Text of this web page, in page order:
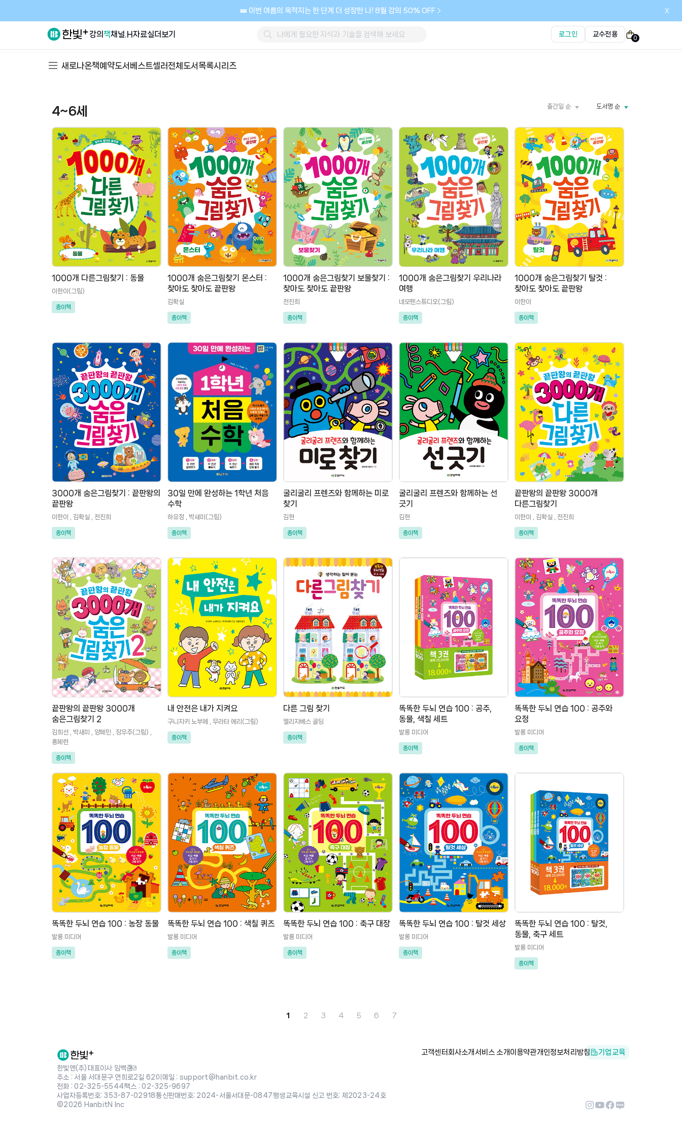
🎫 이번 여름의 목적지는 한 단계 더 성장한 나! 8월 강의 50% OFF x
강의책채널.H자료실더보기 로그인 교수전용
0
새로나온책예약도서 베스트셀러전체도서목록시리즈
4~6세 도서명 순
출간일 순
1000개 다른그림찾기 : 동물
이한이(그림)
종이책
1000개 숨은그림찾기 몬스터 :
찾아도 찾아도 끝판왕
김확실
종이책
1000개 숨은그림찾기 보물찾기 :
찾아도 찾아도 끝판왕
전진희
종이책
1000개 숨은그림찾기 우리나라
여행
네모펜스튜디오(그림)
종이책
1000개 숨은그림찾기 탈것 :
찾아도 찾아도 끝판왕
이한이
종이책
3000개 숨은그림찾기 : 끝판왕의
끝판왕
이한이 , 김확실 , 전진희
종이책
30일 만에 완성하는 1학년 처음
수학
하유정 , 박새미(그림)
종이책
굴리굴리 프렌즈와 함께하는 미로
찾기
김현
종이책
굴리굴리 프렌즈와 함께하는 선
긋기
김현
종이책
끝판왕의 끝판왕 3000개
다른그림찾기
이한이 , 김확실 , 전진희
종이책
끝판왕의 끝판왕 3000개
숨은그림찾기 2
김희선 , 박새미 , 양혜민 , 장우주(그림) ,
홍혜련
종이책
내 안전은 내가 지켜요
구니자키 노부에 , 무라타 에리(그림)
종이책
다른 그림 찾기
엘리자베스 골딩
종이책
똑똑한 두뇌 연습 100 : 공주,
동물, 색칠 세트
발롱 미디어
종이책
똑똑한 두뇌 연습 100 : 공주와
요정
발롱 미디어
종이책
똑똑한 두뇌 연습 100 : 농장 동물
발롱 미디어
종이책
똑똑한 두뇌 연습 100 : 색칠 퀴즈
발롱 미디어
종이책
똑똑한 두뇌 연습 100 : 축구 대장
발롱 미디어
종이책
똑똑한 두뇌 연습 100 : 탈것 세상
발롱 미디어
종이책
똑똑한 두뇌 연습 100 : 탈것,
동물, 축구 세트
발롱 미디어
종이책
1 2 3 4 5 6 7
고객센터회사소개서비스 소개이용약관개인정보처리방침 기업교육
한빛앤(주) 대표이사 임백준
주소 : 서울 서대문구 연희로2길 62 |이메일 : support@hanbit.co.kr
전화 : 02-325-5544|팩스 : 02-325-9697
사업자등록번호: 353-87-02918|통신판매번호: 2024-서울서대문-0847 |평생교육시설 신고 번호: 제2023-24호
©2026 HanbitN Inc